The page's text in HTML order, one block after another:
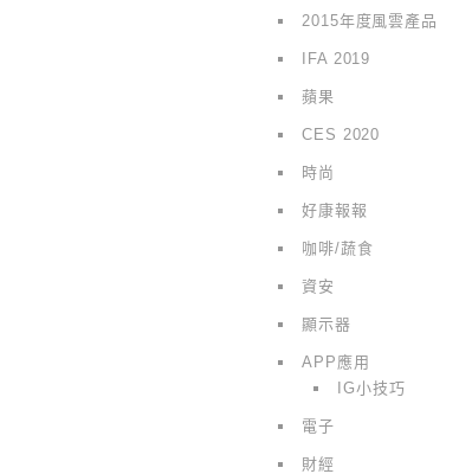
2015年度風雲產品
IFA 2019
蘋果
CES 2020
時尚
好康報報
咖啡/蔬食
資安
顯示器
APP應用
IG小技巧
電子
財經